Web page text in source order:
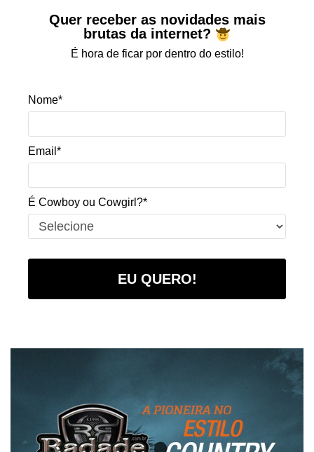
Quer receber as novidades mais
brutas da internet?
É hora de ficar por dentro do estilo!
Nome*
Email*
É Cowboy ou Cowgirl?*
EU QUERO!